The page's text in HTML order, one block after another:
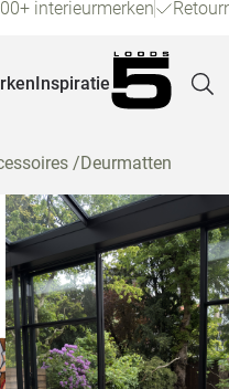
interieurmerken
Inspiratie
/Deurmatten